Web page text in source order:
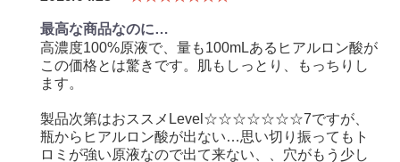
最高な商品なのに…
高濃度100%原液で、量も100mLあるヒアルロン酸が
この価格とは驚きです。肌もしっとり、もっちりし
ます。
製品次第はおススメLevel☆☆☆☆☆☆☆7ですが、
瓶からヒアルロン酸が出ない…思い切り振ってもト
ロミが強い原液なので出て来ない、、穴がもう少し